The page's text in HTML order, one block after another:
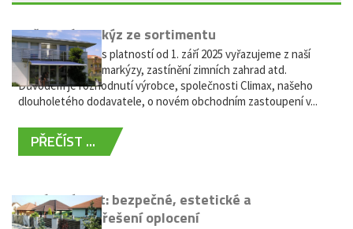
Vyřazení markýz ze sortimentu
Vážení zákazníci, s platností od 1. září 2025 vyřazujeme z naší
nabídky výsuvné markýzy, zastínění zimních zahrad atd.
Důvodem je rozhodnutí výrobce, společnosti Climax, našeho
dlouholetého dodavatele, o novém obchodním zastoupení v...
PŘEČÍST ...
Hliníkový plot: bezpečné, estetické a
bezúdržbové řešení oplocení